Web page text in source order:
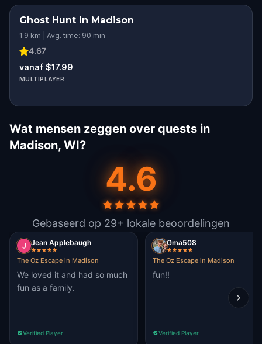
Ghost Hunt in Madison
1.9 km | Avg. time: 90 min
4.67
vanaf $17.99
MULTIPLAYER
Wat mensen zeggen over quests in
Madison, WI?
4.6
Gebaseerd op 29+ lokale beoordelingen
Jean Applebaugh
The Oz Escape in Madison
We loved it and had so much
fun as a family.
Verified Player
Gma508
The Oz Escape in Madison
fun!!
Verified Player